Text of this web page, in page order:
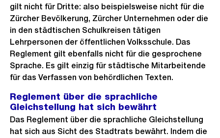
gilt nicht für Dritte: also beispielsweise nicht für die
Zürcher Bevölkerung, Zürcher Unternehmen oder die
in den städtischen Schulkreisen tätigen
Lehrpersonen der öffentlichen Volksschule. Das
Reglement gilt ebenfalls nicht für die gesprochene
Sprache. Es gilt einzig für städtische Mitarbeitende
für das Verfassen von behördlichen Texten.
Reglement über die sprachliche
Gleichstellung hat sich bewährt
Das Reglement über die sprachliche Gleichstellung
hat sich aus Sicht des Stadtrats bewährt. Indem die